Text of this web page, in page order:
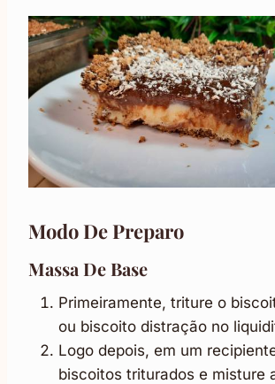
Modo De Preparo
Massa De Base
Primeiramente, triture o
ou biscoito distração no
Logo depois, em um
biscoitos triturados e misture